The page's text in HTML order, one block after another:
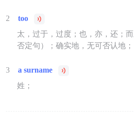
2
too
太，过于，过度；也，亦，还；
否定句）；确实地，无可否认地
3
a surname
姓；